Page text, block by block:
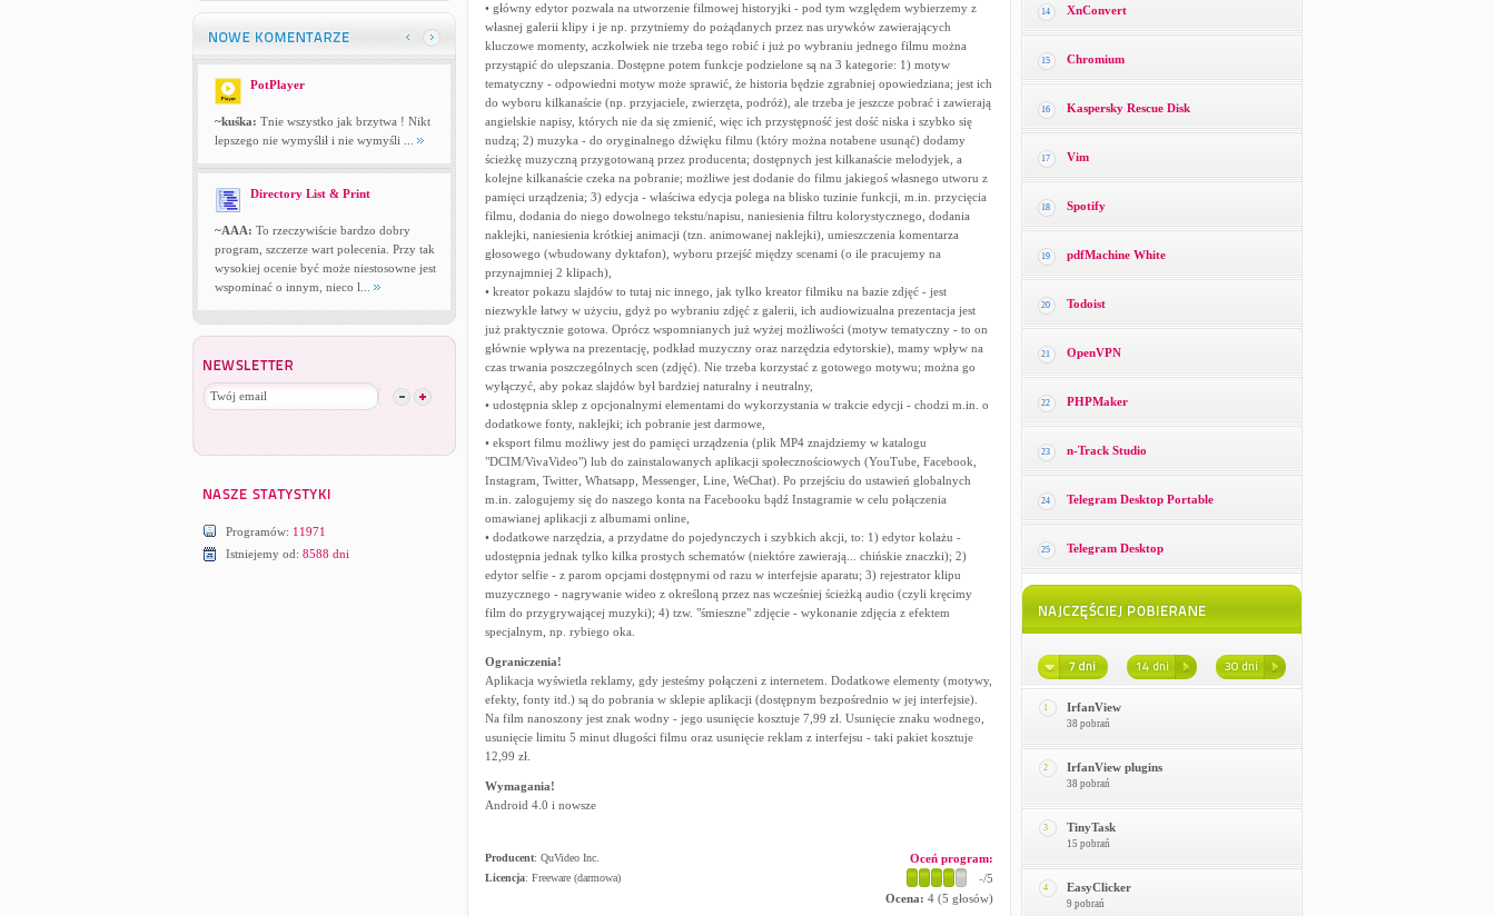
PotPlayer
~kuśka: Tnie wszystko jak brzytwa ! Nikt
lepszego nie wymyślił i nie wymyśli ...
Directory List & Print
~AAA: To rzeczywiście bardzo dobry
program, szczerze wart polecenia. Przy tak
wysokiej ocenie być może niestosowne jest
wspominać o innym, nieco l...
Programów: 11971
Istniejemy od: 8588 dni
• główny edytor pozwala na utworzenie filmowej historyjki - pod tym względem wybierzemy z
własnej galerii klipy i je np. przytniemy do pożądanych przez nas urywków zawierających
kluczowe momenty, aczkolwiek nie trzeba tego robić i już po wybraniu jednego filmu można
przystąpić do ulepszania. Dostępne potem funkcje podzielone są na 3 kategorie: 1) motyw
tematyczny - odpowiedni motyw może sprawić, że historia będzie zgrabniej opowiedziana; jest ich
do wyboru kilkanaście (np. przyjaciele, zwierzęta, podróż), ale trzeba je jeszcze pobrać i zawierają
angielskie napisy, których nie da się zmienić, więc ich przystępność jest dość niska i szybko się
nudzą; 2) muzyka - do oryginalnego dźwięku filmu (który można notabene usunąć) dodamy
ścieżkę muzyczną przygotowaną przez producenta; dostępnych jest kilkanaście melodyjek, a
kolejne kilkanaście czeka na pobranie; możliwe jest dodanie do filmu jakiegoś własnego utworu z
pamięci urządzenia; 3) edycja - właściwa edycja polega na blisko tuzinie funkcji, m.in. przycięcia
filmu, dodania do niego dowolnego tekstu/napisu, naniesienia filtru kolorystycznego, dodania
naklejki, naniesienia krótkiej animacji (tzn. animowanej naklejki), umieszczenia komentarza
głosowego (wbudowany dyktafon), wyboru przejść między scenami (o ile pracujemy na
przynajmniej 2 klipach),
• kreator pokazu slajdów to tutaj nic innego, jak tylko kreator filmiku na bazie zdjęć - jest
niezwykle łatwy w użyciu, gdyż po wybraniu zdjęć z galerii, ich audiowizualna prezentacja jest
już praktycznie gotowa. Oprócz wspomnianych już wyżej możliwości (motyw tematyczny - to on
głównie wpływa na prezentację, podkład muzyczny oraz narzędzia edytorskie), mamy wpływ na
czas trwania poszczególnych scen (zdjęć). Nie trzeba korzystać z gotowego motywu; można go
wyłączyć, aby pokaz slajdów był bardziej naturalny i neutralny,
• udostępnia sklep z opcjonalnymi elementami do wykorzystania w trakcie edycji - chodzi m.in. o
dodatkowe fonty, naklejki; ich pobranie jest darmowe,
• eksport filmu możliwy jest do pamięci urządzenia (plik MP4 znajdziemy w katalogu
"DCIM/VivaVideo") lub do zainstalowanych aplikacji społecznościowych (YouTube, Facebook,
Instagram, Twitter, Whatsapp, Messenger, Line, WeChat). Po przejściu do ustawień globalnych
m.in. zalogujemy się do naszego konta na Facebooku bądź Instagramie w celu połączenia
omawianej aplikacji z albumami online,
• dodatkowe narzędzia, a przydatne do pojedynczych i szybkich akcji, to: 1) edytor kolażu -
udostępnia jednak tylko kilka prostych schematów (niektóre zawierają... chińskie znaczki); 2)
edytor selfie - z parom opcjami dostępnymi od razu w interfejsie aparatu; 3) rejestrator klipu
muzycznego - nagrywanie wideo z określoną przez nas wcześniej ścieżką audio (czyli kręcimy
film do przygrywającej muzyki); 4) tzw. "śmieszne" zdjęcie - wykonanie zdjęcia z efektem
specjalnym, np. rybiego oka.
Ograniczenia!
Aplikacja wyświetla reklamy, gdy jesteśmy połączeni z internetem. Dodatkowe elementy (motywy,
efekty, fonty itd.) są do pobrania w sklepie aplikacji (dostępnym bezpośrednio w jej interfejsie).
Na film nanoszony jest znak wodny - jego usunięcie kosztuje 7,99 zł. Usunięcie znaku wodnego,
usunięcie limitu 5 minut długości filmu oraz usunięcie reklam z interfejsu - taki pakiet kosztuje
12,99 zł.
Wymagania!
Android 4.0 i nowsze
Producent: QuVideo Inc.
Licencja: Freeware (darmowa)
Oceń program:
-/5
Ocena: 4(5 głosów)
14 XnConvert
15 Chromium
16 Kaspersky Rescue Disk
17 Vim
18 Spotify
19 pdfMachine White
20 Todoist
21 OpenVPN
22 PHPMaker
23 n-Track Studio
24 Telegram Desktop Portable
25 Telegram Desktop
1 IrfanView
38 pobrań
2 IrfanView plugins
38 pobrań
3 TinyTask
15 pobrań
4 EasyClicker
9 pobrań